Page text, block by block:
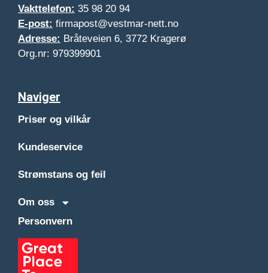
Vakttelefon: 35 98 20 94
E-post: firmapost@vestmar-nett.no
Adresse: Bråteveien 6, 3772 Kragerø
Org.nr: 979399901
Naviger
Priser og vilkår
Kundeservice
Strømstans og feil
Om oss
Personvern